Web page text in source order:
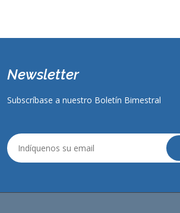
Newsletter
Subscríbase a nuestro Boletín Bimestral